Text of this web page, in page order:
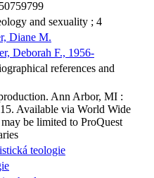
and sexuality ; 4
Diane M.
Deborah F., 1956-
references and
Ann Arbor, MI :
Available via World Wide
be limited to ProQuest
teologie